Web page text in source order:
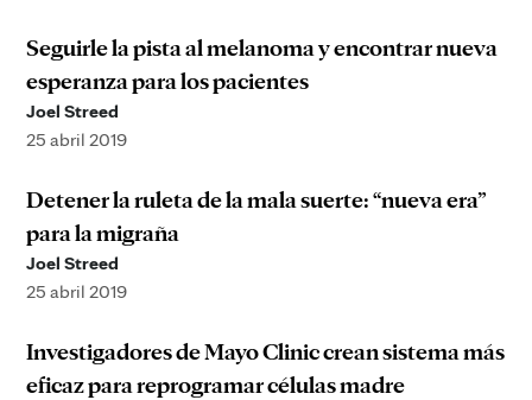
Seguirle la pista al melanoma y encontrar nueva
esperanza para los pacientes
Joel Streed
25 abril 2019
Detener la ruleta de la mala suerte: “nueva era”
para la migraña
Joel Streed
25 abril 2019
Investigadores de Mayo Clinic crean sistema más
eficaz para reprogramar células madre